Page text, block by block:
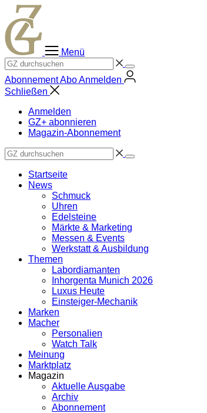
Zum
Inhalt
springen
Menü
AbonnementAboAnmelden
Schließen
Anmelden
GZ+ abonnieren
Magazin-Abonnement
Startseite
News
Schmuck
Uhren
Edelsteine
Märkte & Marketing
Messen & Events
Werkstatt & Ausbildung
Themen
Labordiamanten
Inhorgenta Munich 2026
Luxus Heute
Einsteiger-Mechanik
Marken
Macher
Personalien
Watch Talk
Meinung
Marktplatz
Magazin
Aktuelle Ausgabe
Archiv
Abonnement